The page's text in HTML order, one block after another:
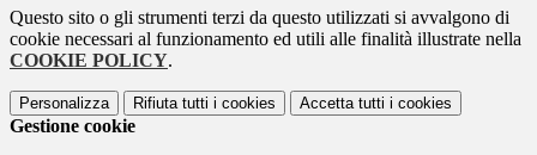
Questo sito o gli strumenti terzi da questo utilizzati si avvalgono di
cookie necessari al funzionamento ed utili alle finalità illustrate nella
COOKIE POLICY.
Personalizza Rifiuta tutti i cookies Accetta tutti i cookies
Gestione cookie